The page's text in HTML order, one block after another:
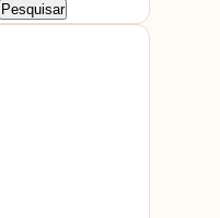
Pesquisar